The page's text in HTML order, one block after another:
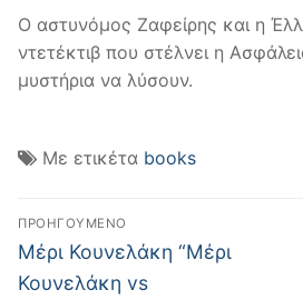
Ο αστυνόµος Ζαφείρης και η
ντετέκτιβ που στέλνει η
µυστήρια να λύσουν.
Με ετικέτα books
Πλοήγηση
άρθρων
ΠΡΟΗΓΟΎΜΕΝΟ
Προηγούμενο
άρθρο:
Μέρι Κουνελάκη “Μέρι
Κουνελάκη vs